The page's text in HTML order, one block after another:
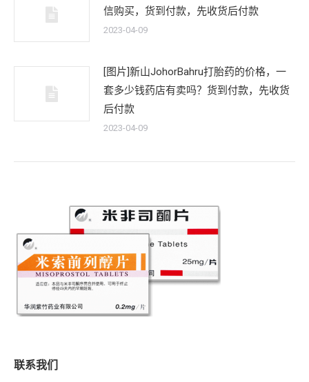
信购买，货到付款，先收货后付款
2023-04-09
[图片]新山JohorBahru打胎药的价格，一
套多少钱药店有卖吗？货到付款，先收货
后付款
2023-04-09
联系我们